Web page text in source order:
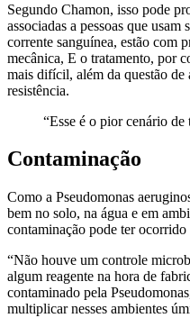
Segundo Chamon, isso pode
associadas a pessoas que
corrente sanguínea, estão com
mecânica, E o tratamento, por
mais difícil, além da questão de
resistência.
“Esse é o pior cenário
Contaminação
Como a Pseudomonas
bem no solo, na água e em
contaminação pode ter
“Não houve um controle
algum reagente na hora de
contaminado pela
multiplicar nesses ambientes